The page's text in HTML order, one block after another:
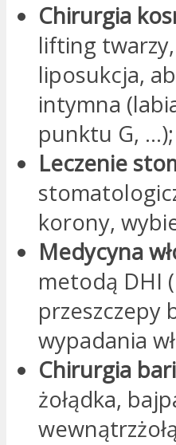
Chirurgia
lifting
liposukcja,
intymna
punktu G, …);
Leczenie
korony,
Medycyna
metodą DHI
przeszczepy
wypadania
Chirurgia
żołądka,